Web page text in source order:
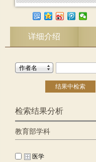
详细介绍
作者名
结果中检索
检索结果分析
教育部学科
医学